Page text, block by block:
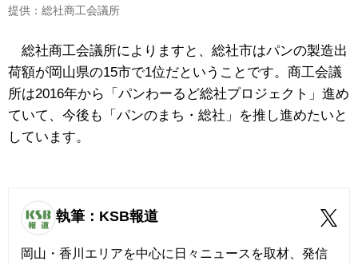
提供：総社商工会議所
総社商工会議所によりますと、総社市はパンの製造出
荷額が岡山県の15市で1位だということです。商工会議
所は2016年から「パンわーるど総社プロジェクト」進め
ていて、今後も「パンのまち・総社」を推し進めたいと
しています。
執筆：KSB報道
岡山・香川エリアを中心に日々ニュースを取材、発信